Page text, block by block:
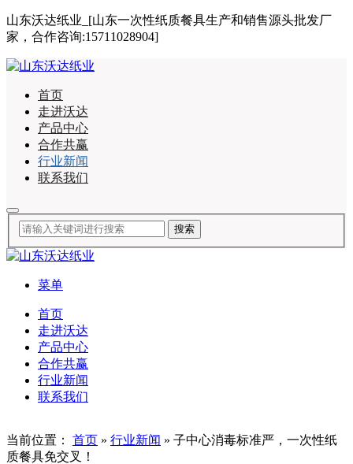
山东沃达纸业_[山东一次性纸质餐具生产和销售源头批发厂
家，合作咨询:15711028904]
首页
走进沃达
产品中心
合作共赢
行业新闻
联系我们
菜单
首页
走进沃达
产品中心
合作共赢
行业新闻
联系我们
当前位置： 首页 » 行业新闻 » 子中心消毒标准严，一次性纸
质餐具免交叉！